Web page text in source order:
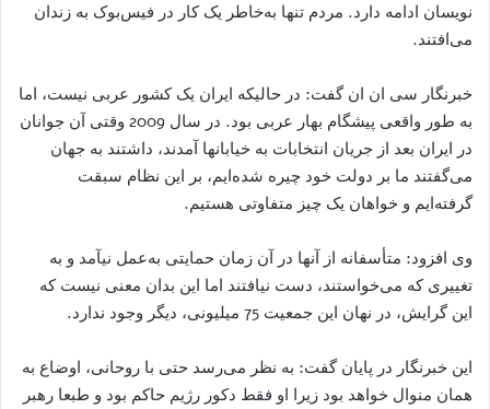
نویسان ادامه دارد. مردم تنها به‌خاطر یک کار در فیس‌بوک به زندان
می‌افتند.
خبرنگار سی ان ان گفت:‌ در حالیکه ایران یک کشور عربی نیست، اما
به‌ طور واقعی پیشگام بهار عربی بود. در سال 2009 وقتی آن جوانان
در ایران بعد از جریان انتخابات به خیابانها آمدند، داشتند به جهان
می‌گفتند ما بر دولت خود چیره شده‌ایم، بر این نظام سبقت
گرفته‌ایم و خواهان یک چیز متفاوتی هستیم.
وی افزود: متأسفانه از آنها در آن زمان حمایتی به‌عمل نیآمد و به
تغییری که می‌خواستند، دست نیافتند اما این بدان معنی نیست که
این گرایش، در نهان این جمعیت 75 میلیونی، دیگر وجود ندارد.
این خبرنگار در پایان گفت: به نظر می‌رسد حتی با روحانی، اوضاع به
همان منوال خواهد بود زیرا او فقط دکور رژیم حاکم بود و طبعا رهبر